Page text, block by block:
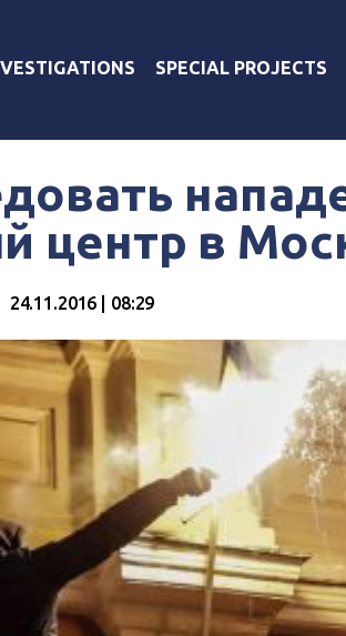
SPECIAL PROJECTS
центр в
24.11.2016 | 08:29